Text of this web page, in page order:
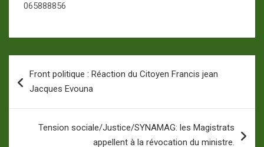
065888856
de
Front politique : Réaction du Citoyen Francis jean
Jacques Evouna
Tension sociale/Justice/SYNAMAG: les Magistrats
appellent à la révocation du ministre.